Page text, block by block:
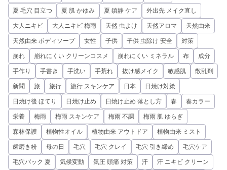
夏 毛穴 目立つ 夏 肌 かゆみ 夏 鎮静 ケア 外出先 メイク直し
大人ニキビ 大人ニキビ 梅雨 天然 虫よけ 天然アロマ 天然由来
天然由来 ボディソープ 女性 子供 子供 虫除け 安全 対策
崩れ 崩れにくい クリーンコスメ 崩れにくい ミネラル 布 成分
手作り 手書き 手洗い 手荒れ 抜け感メイク 敏感肌 散乱剤
新聞 旅 旅行 旅行 スキンケア 日本 日焼け対策
日焼け後 ほてり 日焼け止め 日焼け止め 落とし方 春 春カラー
栄養 梅雨 梅雨 スキンケア 梅雨 不調 梅雨 肌 ゆらぎ
森林保護 植物性オイル 植物由来 アウトドア 植物由来 ミスト
歯磨き粉 母の日 毛穴 毛穴 クレイ 毛穴 引き締め 毛穴ケア
毛穴パック 夏 気候変動 気圧 頭痛 対策 汗 汗 ニキビ クリーン